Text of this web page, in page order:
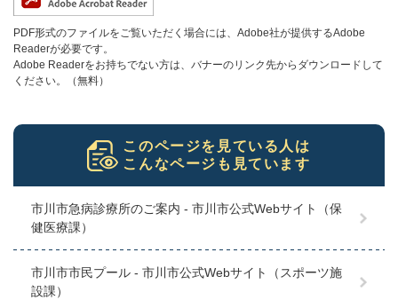
PDF形式のファイルをご覧いただく場合には、Adobe社が提供するAdobe
Readerが必要です。
Adobe Readerをお持ちでない方は、バナーのリンク先からダウンロードして
ください。（無料）
このページを見ている人は
こんなページも見ています
市川市急病診療所のご案内 - 市川市公式Webサイト（保
健医療課）
市川市市民プール - 市川市公式Webサイト（スポーツ施
設課）